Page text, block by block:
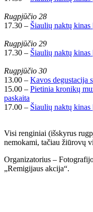
Rugpjūčio 28
17.30 – Šiaulių naktų kinas |
Rugpjūčio 29
17.30 – Šiaulių naktų kinas
Rugpjūčio 30
13.00 – Kavos degustacija
15.00 – Pietinia kronikų
paskaita
17.00 – Šiaulių naktų
Visi renginiai (išskyrus
nemokami, tačiau žiūrovų
Organizatorius –
„Remigijaus akcija“.